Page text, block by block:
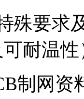
殊要求
耐温性
制网